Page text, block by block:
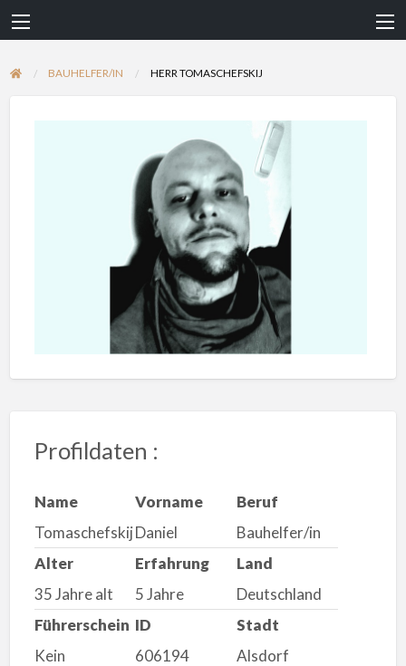
BAUHELFER/IN HERR TOMASCHEFSKIJ
Profildaten :
Name
Tomaschefskij
Vorname
Daniel
Beruf
Bauhelfer/in
Alter
35 Jahre alt
Erfahrung
5 Jahre
Land
Deutschland
Führerschein
Kein
ID
606194
Stadt
Alsdorf